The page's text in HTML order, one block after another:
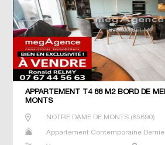
APPARTEMENT T4 88 M2 BORD DE
MONTS
NOTRE DAME DE MONTS(85690)
Appartement Contemporaine